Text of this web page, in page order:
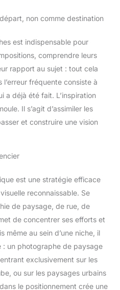
non comme destination
est indispensable pour
comprendre leurs
rapport au sujet : tout cela
fréquente consiste à
a déjà été fait. L’inspiration
Il s’agit d’assimiler les
et construire une vision
est une stratégie efficace
reconnaissable. Se
de paysage, de rue, de
de concentrer ses efforts et
même au sein d’une niche, il
un photographe de paysage
exclusivement sur les
ou sur les paysages urbains
le positionnement crée une